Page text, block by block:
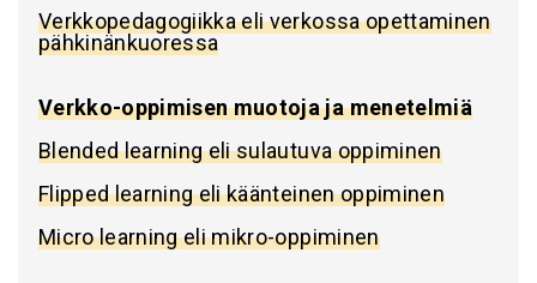
Verkkopedagogiikka eli verkossa opettaminen
pähkinänkuoressa
Verkko-oppimisen muotoja ja menetelmiä
Blended learning eli sulautuva oppiminen
Flipped learning eli käänteinen oppiminen
Micro learning eli mikro-oppiminen